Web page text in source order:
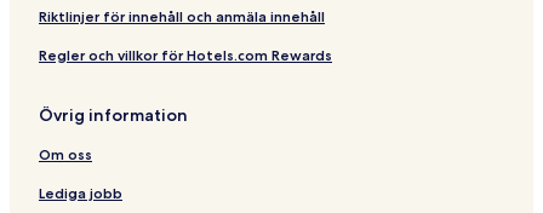
Riktlinjer för innehåll och anmäla innehåll
Regler och villkor för Hotels.com Rewards
Övrig information
Om oss
Lediga jobb